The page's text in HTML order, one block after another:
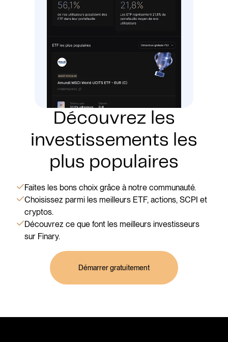
Découvrez les
investissements les
plus populaires
Découvrez ce que font les meilleurs investisseurs
sur Finary.
Choisissez parmi les meilleurs ETF, actions, SCPI et
cryptos.
Faites les bons choix grâce à notre communauté.
Démarrer gratuitement